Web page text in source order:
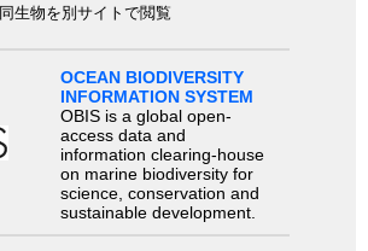
同生物を別サイトで閲覧
OCEAN BIODIVERSITY
INFORMATION SYSTEM
OBIS is a global open-
access data and
information clearing-house
on marine biodiversity for
science, conservation and
sustainable development.